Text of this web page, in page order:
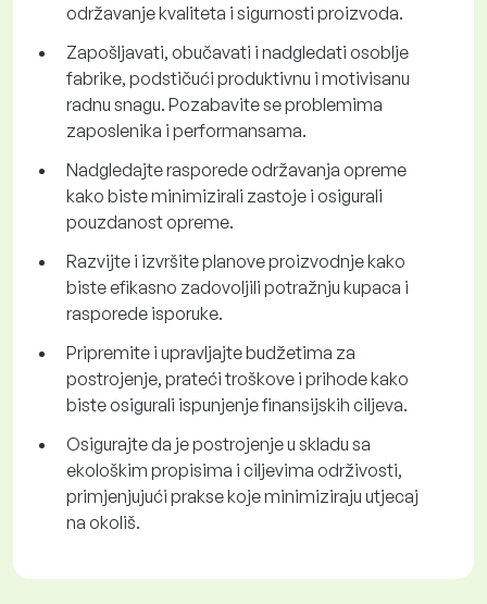
održavanje kvaliteta i sigurnosti proizvoda.
Zapošljavati, obučavati i nadgledati osoblje
fabrike, podstičući produktivnu i motivisanu
radnu snagu. Pozabavite se problemima
zaposlenika i performansama.
Nadgledajte rasporede održavanja opreme
kako biste minimizirali zastoje i osigurali
pouzdanost opreme.
Razvijte i izvršite planove proizvodnje kako
biste efikasno zadovoljili potražnju kupaca i
rasporede isporuke.
Pripremite i upravljajte budžetima za
postrojenje, prateći troškove i prihode kako
biste osigurali ispunjenje finansijskih ciljeva.
Osigurajte da je postrojenje u skladu sa
ekološkim propisima i ciljevima održivosti,
primjenjujući prakse koje minimiziraju utjecaj
na okoliš.